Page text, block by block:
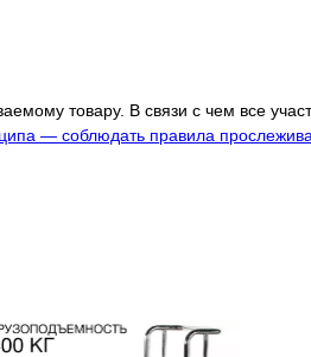
товару. В связи с чем все
— соблюдать правила